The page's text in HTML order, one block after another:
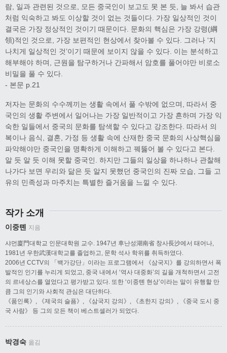
람, 일과 관련된 것으로, 모든 중국인이 보고도 못 본 듯, 늘 봐서 습관
처럼 익숙하고 봐도 이상할 것이 없는 것들이다. 가장 일상적인 것이
결국은 가장 정상적인 것이기 때문이다. 문화의 핵심은 가장 강령(綱
領)적인 것으로, 가장 보편적인 현상에서 찾아볼 수 있다. 그러나 ‘지
나치게 일상적인 것’이기 때문에 보이지 않을 수 있다. 이는 분석하고
해부해야 하며, 근원을 탐구하거나 간파해서 암호를 풀어야만 비로소
비밀을 풀 수 있다.
- 본문 p.21
저자는 문화의 수수께끼는 생활 속에서 풀 수밖에 없으며, 따라서 중
국인의 생활 주변에서 일어나는 가장 일반적이고 가장 흔하며 가장 익
숙한 일들에서 중국의 문화를 탐색할 수 있다고 강조한다. 따라서 의
복이나 음식, 결혼, 가정 등 생활 속에 산재한 중국 문화의 사상핵심을
파악해야만 중국인을 명확하게 이해하고 꿰뚫어 볼 수 있다고 본다.
알 듯 알 듯 이해 못할 중국인. 하지만 그들의 일상을 하나하나 관찰해
나가다 보면 우리와 닮은 듯 알지 못했던 중국인의 진짜 모습, 그들 고
유의 민족성과 마주치는 특별한 즐거움을 느낄 수 있다.
작가 소개
이중톈 지음
샤먼廈門대학교 인문대학원 교수. 1947년 후난성湖南省 창사長沙에서 태어나,
1981년 우한武漢대학교를 졸업하고, 문학 석사 학위를 취득하였다.
2006년 CCTV의 「백가강단」이라는 프로그램에서 《삼국지》를 강의하면서 폭
발적인 인기를 누리게 되었고, 중국 내에서 ‘역사 대중화’의 길을 개척하면서 고전
의 르네상스를 열었다고 평가받고 있다. 또한 ‘이중톈 현상’이라는 말이 유행할 만
큼 그의 인기와 사회적 관심은 대단하다.
《품인록》, 《제국의 슬픔》, 《삼국지 강의》, 《초한지 강의》, 《중국 도시 중
국 사람》 등 그의 모든 책이 베스트셀러가 되었다.
박경숙 옮김